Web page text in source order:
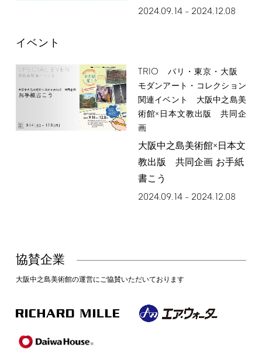
2024.09.14– 2024.12.08
イベント
TRIO パリ・東京・大阪
モダンアート・コレクション
関連イベント 大阪中之島美
術館×日本文教出版 共同企
画
大阪中之島美術館×日本文
教出版 共同企画 お手紙
書こう
2024.09.14– 2024.12.08
協賛企業
大阪中之島美術館の運営にご協賛いただいております